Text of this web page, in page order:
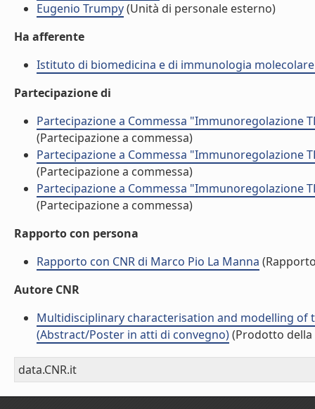
Eugenio Trumpy(Unità di personale esterno)
Ha afferente
Istituto di biomedicina e di immunologia
Partecipazione di
Partecipazione a Commessa "Immunoregolazione
(Partecipazione a commessa)
Partecipazione a Commessa "Immunoregolazione
(Partecipazione a commessa)
Partecipazione a Commessa "Immunoregolazione
(Partecipazione a commessa)
Rapporto con persona
Rapporto con CNR di Marco Pio La Manna
Autore CNR
Multidisciplinary characterisation and modelling
(Abstract/Poster in atti di convegno)(Prodotto della
data.CNR.it